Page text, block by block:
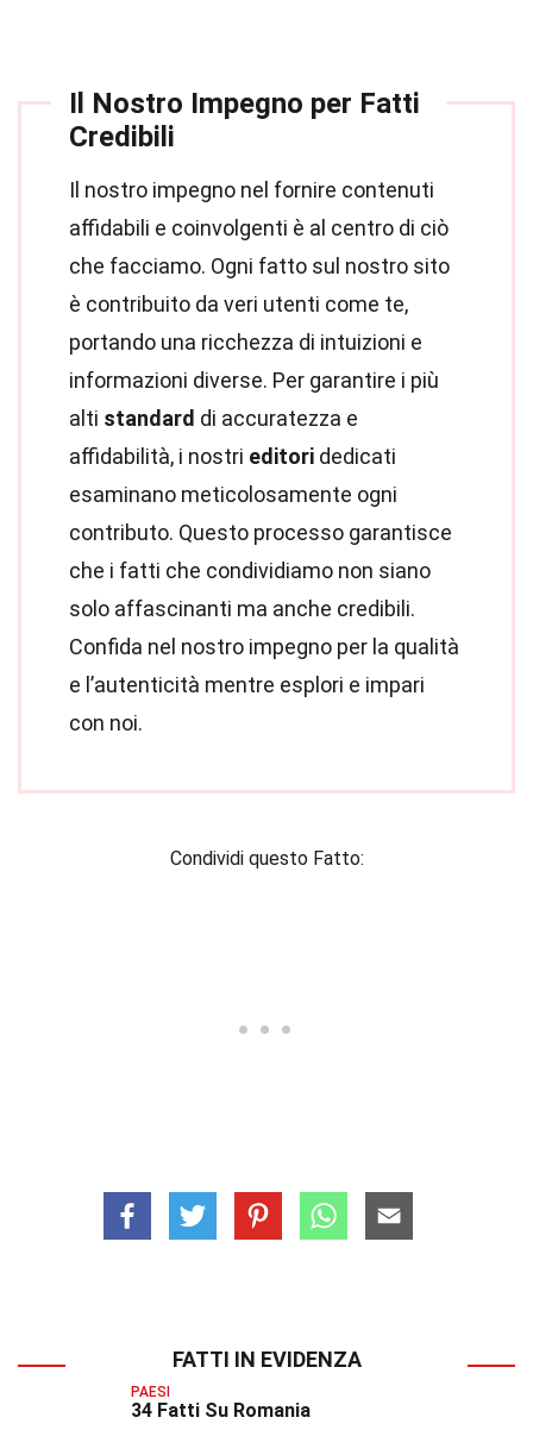
Il Nostro Impegno per Fatti
Credibili
Il nostro impegno nel fornire contenuti
affidabili e coinvolgenti è al centro di ciò
che facciamo. Ogni fatto sul nostro sito
è contribuito da veri utenti come te,
portando una ricchezza di intuizioni e
informazioni diverse. Per garantire i più
alti standard di accuratezza e
affidabilità, i nostri editori dedicati
esaminano meticolosamente ogni
contributo. Questo processo garantisce
che i fatti che condividiamo non siano
solo affascinanti ma anche credibili.
Confida nel nostro impegno per la qualità
e l’autenticità mentre esplori e impari
con noi.
Condividi questo Fatto:
FATTI IN EVIDENZA
PAESI
34 Fatti Su Romania